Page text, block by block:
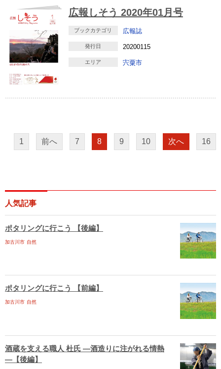
広報しそう 2020年01月号
ブックカテゴリ 広報誌
発行日 20200115
エリア 宍粟市
1 前へ 7 8 9 10 次へ 16
人気記事
ポタリングに行こう 【後編】
加古川市 自然
ポタリングに行こう 【前編】
加古川市 自然
酒蔵を支える職人 杜氏 ―酒造りに注がれる情熱
―【後編】